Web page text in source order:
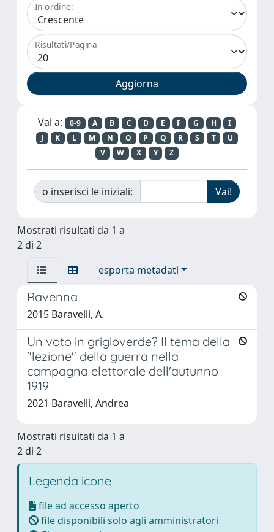
In ordine:
Risultati/Pagina
Vai a: 0-9 A B C D E F G H
I
J
K L M N O P Q R S T
U
V
W X Y Z
o inserisci le iniziali:
Mostrati risultati da 1 a
2 di 2
esporta metadati
Ravenna
2015 Baravelli, A.
Un voto in grigioverde? Il tema della
"lezione" della guerra nella
campagna elettorale dell'autunno
1919
2021 Baravelli, Andrea
Mostrati risultati da 1 a
2 di 2
Legenda icone
file ad accesso aperto
file disponibili solo agli amministratori